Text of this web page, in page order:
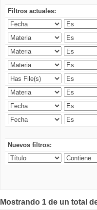
Filtros actuales:
Nuevos filtros:
Mostrando 1 de un total